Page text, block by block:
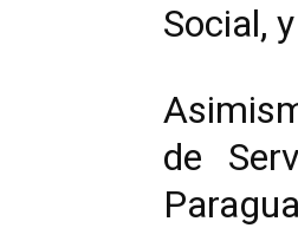
Social,
de